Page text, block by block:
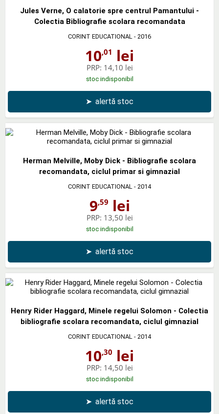
Jules Verne, O calatorie spre centrul Pamantului -
Colectia Bibliografie scolara recomandata
CORINT EDUCATIONAL - 2016
10,01 lei
PRP: 14,10 lei
stoc indisponibil
➤ alertă stoc
Herman Melville, Moby Dick - Bibliografie scolara
recomandata, ciclul primar si gimnazial
CORINT EDUCATIONAL - 2014
9,59 lei
PRP: 13,50 lei
stoc indisponibil
➤ alertă stoc
Henry Rider Haggard, Minele regelui Solomon - Colectia
bibliografie scolara recomandata, ciclul gimnazial
CORINT EDUCATIONAL - 2014
10,30 lei
PRP: 14,50 lei
stoc indisponibil
➤ alertă stoc